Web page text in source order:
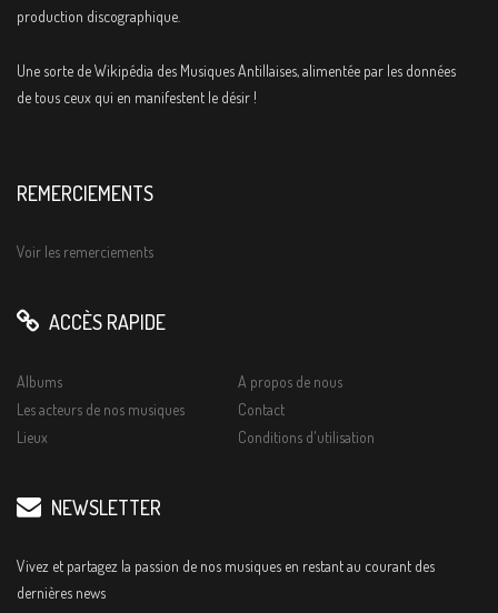
production discographique.
Une sorte de Wikipédia des Musiques Antillaises, alimentée par les données
de tous ceux qui en manifestent le désir !
REMERCIEMENTS
Voir les remerciements
ACCÈS RAPIDE
Albums
Les acteurs de nos musiques
Lieux
A propos de nous
Contact
Conditions d'utilisation
NEWSLETTER
Vivez et partagez la passion de nos musiques en restant au courant des
dernières news